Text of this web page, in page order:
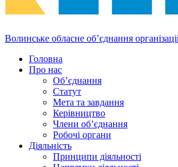
Волинське обласне об’єднання
Головна
Про нас
Об’єднання
Статут
Мета та завдання
Керівництво
Члени об’єднання
Робочі органи
Діяльність
Принципи діяльності